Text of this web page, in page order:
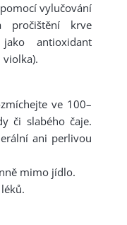
vylučování
pročištění krve
antioxidant
violka).
ve 100–
či slabého čaje.
ani perlivou
mimo jídlo.